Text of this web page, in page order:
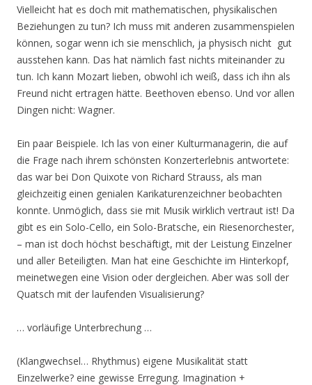
Vielleicht hat es doch mit mathematischen, physikalischen
Beziehungen zu tun? Ich muss mit anderen zusammenspielen
können, sogar wenn ich sie menschlich, ja physisch nicht gut
ausstehen kann. Das hat nämlich fast nichts miteinander zu
tun. Ich kann Mozart lieben, obwohl ich weiß, dass ich ihn als
Freund nicht ertragen hätte. Beethoven ebenso. Und vor allen
Dingen nicht: Wagner.
Ein paar Beispiele. Ich las von einer Kulturmanagerin, die auf
die Frage nach ihrem schönsten Konzerterlebnis antwortete:
das war bei Don Quixote von Richard Strauss, als man
gleichzeitig einen genialen Karikaturenzeichner beobachten
konnte. Unmöglich, dass sie mit Musik wirklich vertraut ist! Da
gibt es ein Solo-Cello, ein Solo-Bratsche, ein Riesenorchester,
– man ist doch höchst beschäftigt, mit der Leistung Einzelner
und aller Beteiligten. Man hat eine Geschichte im Hinterkopf,
meinetwegen eine Vision oder dergleichen. Aber was soll der
Quatsch mit der laufenden Visualisierung?
… vorläufige Unterbrechung …
(Klangwechsel… Rhythmus) eigene Musikalität statt
Einzelwerke? eine gewisse Erregung. Imagination +